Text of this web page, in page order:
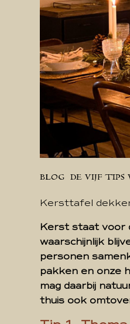
BLOG DE VIJF
Kersttafel
Kerst staat voor
waarschijnlijk
personen
pakken en onze
mag daarbij
thuis ook